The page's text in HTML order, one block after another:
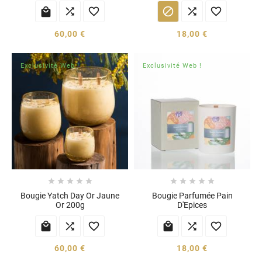
  
60,00 €
  
18,00 €
Exclusivité Web !
    
Bougie Yatch Day Or Jaune
Or 200g
  
60,00 €
Exclusivité Web !
    
Bougie Parfumée Pain
D'Epices
  
18,00 €